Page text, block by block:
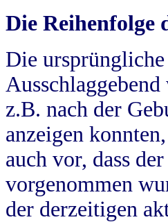
Die Reihenfolge
Die
z.B. nach der
anzeigen
auch vor, dass
vorgenommen
der derzeitigen